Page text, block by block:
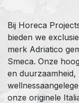
Bij Horeca
bieden we
merk Adriatico
Smeca. Onze
en
onze originele